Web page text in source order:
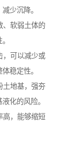
少沉降。
、软弱土体的
，可以减少或
稳定性。
土地基，强夯
化的风险。
高，能够缩短